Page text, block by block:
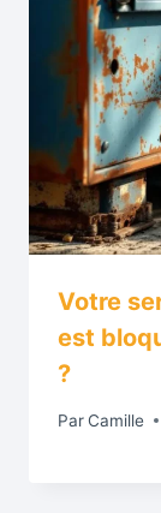
Votre
est
?
ParCamille